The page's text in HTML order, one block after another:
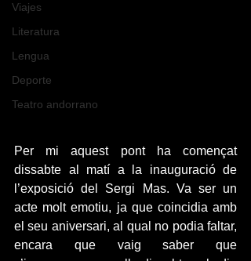
Viajes
Literatura
Lengua
Deporte
Teatro andorrano
Per mi aquest pont ha començat
dissabte al matí a la inauguració de
l’exposició del Sergi Mas. Va ser un
acte molt emotiu, ja que coincidia amb
el seu aniversari, al qual no podia faltar,
encara que vaig saber que